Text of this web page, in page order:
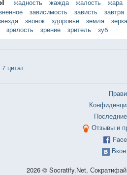
жадность жажда жалость жара
зависимость зависть завтра
звонок здоровье земля
зрелость зрение зритель зуб
цитат
Отзывы и
2026 © Socratify.Net, Сократифай